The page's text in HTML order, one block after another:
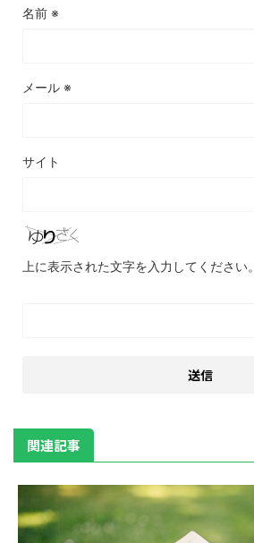
名前 ※
メール ※
サイト
上に表示された文字を入力してください。
関連記事